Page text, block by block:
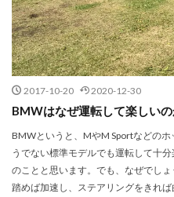
2017-10-20 2020-12-30
BMWはなぜ運転して楽しいの
BMWというと、MやM Sportなどの
うでない標準モデルでも運転して十
のことと思います。でも、なぜでし
踏めば加速し、ステアリングをきれ